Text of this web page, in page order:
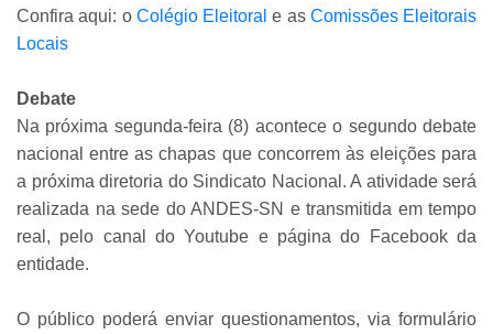
Confira aqui: o Colégio Eleitorale asComissões Eleitorais
Locais
Debate
Na próxima segunda-feira (8) acontece o segundo debate
nacional entre as chapas que concorrem às eleições para
a próxima diretoria do Sindicato Nacional. A atividade será
realizada na sede do ANDES-SN e transmitida em tempo
real, pelo canal do Youtube e página do Facebook da
entidade.
O público poderá enviar questionamentos, via formulário